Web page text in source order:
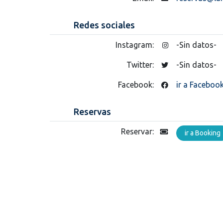
Redes sociales
Instagram: -Sin datos-
Twitter: -Sin datos-
Facebook: ir a
Reservas
Reservar: ir a Booking